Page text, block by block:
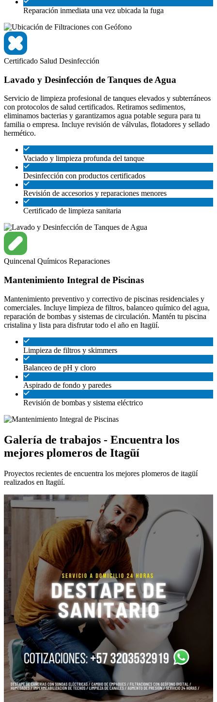
Reparación inmediata una vez ubicada la fuga
Certificado Salud Desinfección
Lavado y Desinfección de Tanques de Agua
Servicio de limpieza profesional de tanques elevados y subterráneos
con protocolos de salud certificados. Retiramos sedimentos,
eliminamos bacterias y garantizamos agua potable segura para tu
familia o empresa. Incluye revisión de válvulas, flotadores y sellado
hermético.
Vaciado y limpieza profunda del tanque
Desinfección con productos certificados
Revisión de accesorios y reparaciones menores
Certificado de limpieza sanitaria
Quincenal Químicos Reparaciones
Mantenimiento Integral de Piscinas
Mantenimiento preventivo y correctivo de piscinas residenciales y
comerciales. Incluye limpieza de filtros, balanceo químico del agua,
reparación de bombas y sistemas de circulación. Mantén tu piscina
cristalina y lista para disfrutar todo el año en Itagüí.
Limpieza de filtros y skimmers
Balanceo de pH y cloro
Aspirado de fondo y paredes
Revisión de bombas y sistema eléctrico
Galería de trabajos - Encuentra los
mejores plomeros de Itagüí
Proyectos recientes de encuentra los mejores plomeros de itagüí
realizados en Itagüí.